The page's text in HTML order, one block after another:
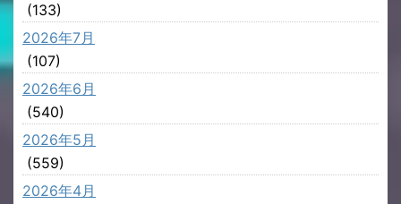
(133)
2026年7月
(107)
2026年6月
(540)
2026年5月
(559)
2026年4月